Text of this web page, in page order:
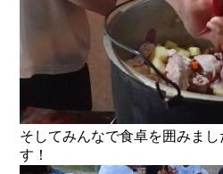
そしてみんなで食卓を囲みま
す！